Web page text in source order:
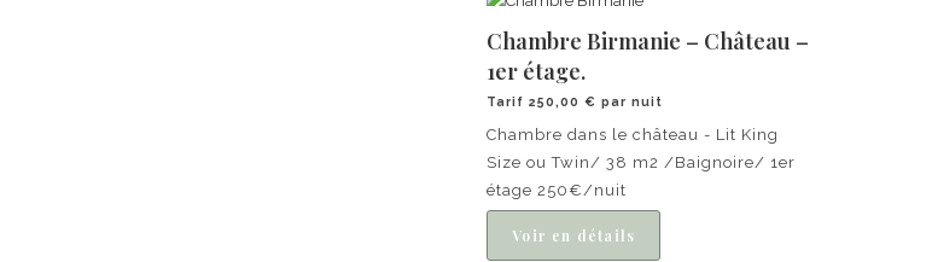
Chambre Birmanie – Château –
1er étage.
Tarif 250,00 € par nuit
Chambre dans le château - Lit King
Size ou Twin/ 38 m2 /Baignoire/ 1er
étage 250€/nuit